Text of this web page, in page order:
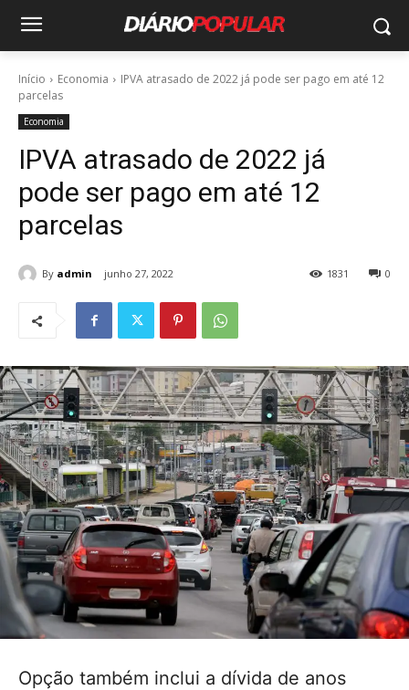
Início Economia
IPVA atrasado de 2022 já pode ser pago em até 12
parcelas
Economia
IPVA atrasado de 2022 já
pode ser pago em até 12
parcelas
By admin junho 27, 2022 0
1831
Opção também inclui a dívida de anos